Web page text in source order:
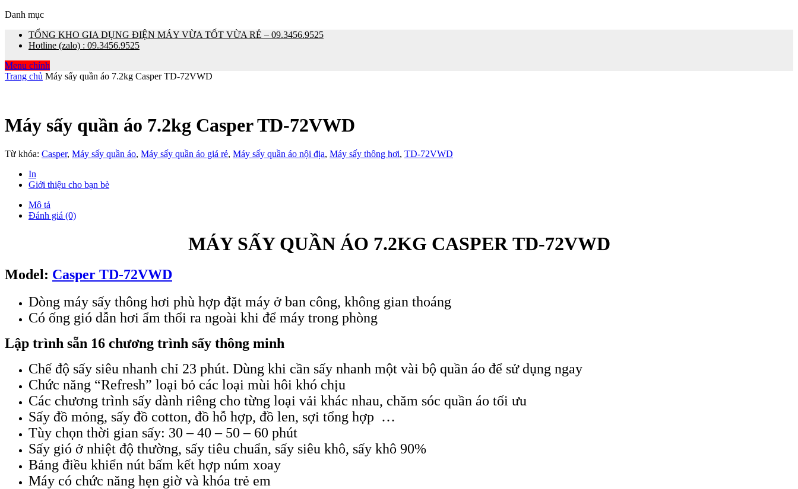
Danh mục
TỔNG KHO GIA DỤNG ĐIỆN MÁY VỪA TỐT VỪA RẺ – 09.3456.9525
Hotline (zalo) : 09.3456.9525
Menu chính
Trang chủ Máy sấy quần áo 7.2kg Casper TD-72VWD
Máy sấy quần áo 7.2kg Casper TD-72VWD
Từ khóa: Casper, Máy sấy quần áo, Máy sấy quần áo giá rẻ, Máy sấy quần áo nội địa, Máy sấy thông hơi, TD-72VWD
In
Giới thiệu cho bạn bè
Mô tả
Đánh giá (0)
MÁY SẤY QUẦN ÁO 7.2KG CASPER TD-72VWD
Model: Casper TD-72VWD
Dòng máy sấy thông hơi phù hợp đặt máy ở ban công, không gian thoáng
Có ống gió dẫn hơi ẩm thổi ra ngoài khi để máy trong phòng
Lập trình sẵn 16 chương trình sấy thông minh
Chế độ sấy siêu nhanh chỉ 23 phút. Dùng khi cần sấy nhanh một vài bộ quần áo để sử dụng ngay
Chức năng “Refresh” loại bỏ các loại mùi hôi khó chịu
Các chương trình sấy dành riêng cho từng loại vải khác nhau, chăm sóc quần áo tối ưu
Sấy đồ mỏng, sấy đồ cotton, đồ hỗ hợp, đồ len, sợi tổng hợp …
Tùy chọn thời gian sấy: 30 – 40 – 50 – 60 phút
Sấy gió ở nhiệt độ thường, sấy tiêu chuẩn, sấy siêu khô, sấy khô 90%
Bảng điều khiển nút bấm kết hợp núm xoay
Máy có chức năng hẹn giờ và khóa trẻ em